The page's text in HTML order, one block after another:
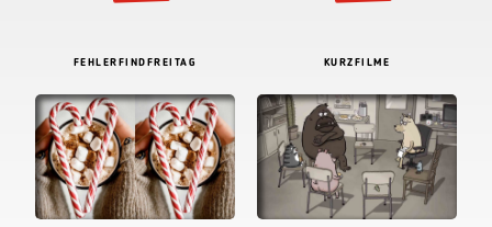
FEHLERFINDFREITAG KURZFILME